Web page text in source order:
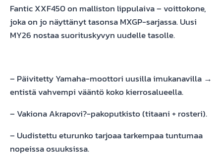
Fantic XXF450 on malliston lippulaiva – voittokone,
joka on jo näyttänyt tasonsa MXGP-sarjassa. Uusi
MY26 nostaa suorituskyvyn uudelle tasolle.
– Päivitetty Yamaha-moottori uusilla imukanavilla →
entistä vahvempi vääntö koko kierrosalueella.
– Vakiona Akrapovi?-pakoputkisto (titaani + rosteri).
– Uudistettu eturunko tarjoaa tarkempaa tuntumaa
nopeissa osuuksissa.